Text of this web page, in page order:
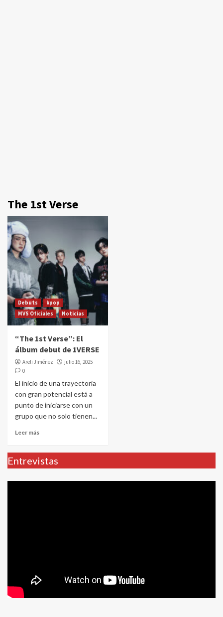
The 1st Verse
Debuts
kpop
MVS Oficiales
Noticias
“The 1st Verse”: El
álbum debut de 1VERSE
Areli Jiménez
julio 16, 2025
0
El inicio de una trayectoria
con gran potencial está a
punto de iniciarse con un
grupo que no solo tienen...
Leer más
Entrevistas